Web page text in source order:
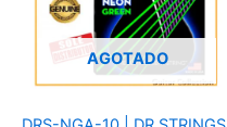
AGOTADO